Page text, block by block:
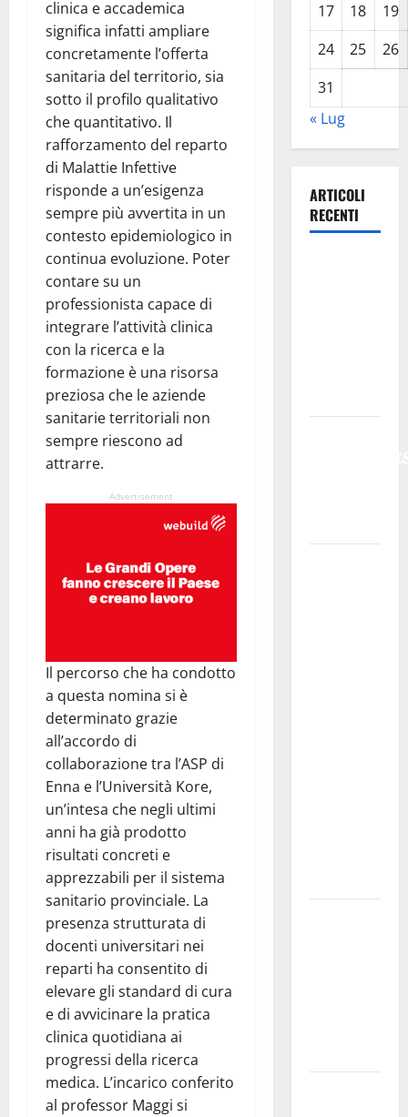
clinica e accademica
significa infatti ampliare
concretamente l’offerta
sanitaria del territorio, sia
sotto il profilo qualitativo
che quantitativo. Il
rafforzamento del reparto
di Malattie Infettive
risponde a un’esigenza
sempre più avvertita in un
contesto epidemiologico in
continua evoluzione. Poter
contare su un
professionista capace di
integrare l’attività clinica
con la ricerca e la
formazione è una risorsa
preziosa che le aziende
sanitarie territoriali non
sempre riescono ad
attrarre.
Advertisement
Il percorso che ha condotto
a questa nomina si è
determinato grazie
all’accordo di
collaborazione tra l’ASP di
Enna e l’Università Kore,
un’intesa che negli ultimi
anni ha già prodotto
risultati concreti e
apprezzabili per il sistema
sanitario provinciale. La
presenza strutturata di
docenti universitari nei
reparti ha consentito di
elevare gli standard di cura
e di avvicinare la pratica
clinica quotidiana ai
progressi della ricerca
medica. L’incarico conferito
al professor Maggi si
17
18
19
24
25
26
31
« Lug
ARTICOLI
RECENTI